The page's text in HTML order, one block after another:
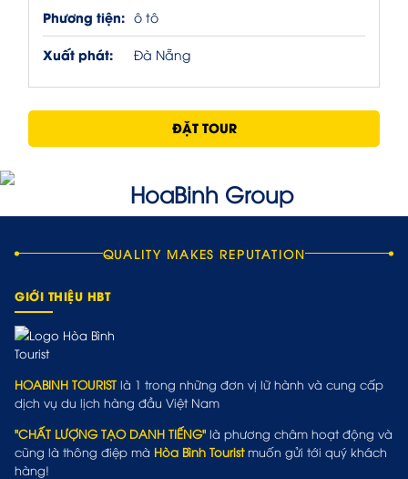
Phương tiện: ô tô
Xuất phát: Đà Nẵng
ĐẶT TOUR
QUALITY MAKES REPUTATION
GIỚI THIỆU HBT
HOABINH TOURIST là 1 trong những đơn vị lữ hành và cung cấp
dịch vụ du lịch hàng đầu Việt Nam
"CHẤT LƯỢNG TẠO DANH TIẾNG" là phương châm hoạt động và
cũng là thông điệp mà Hòa Bình Touristmuốn gửi tới quý khách
hàng!